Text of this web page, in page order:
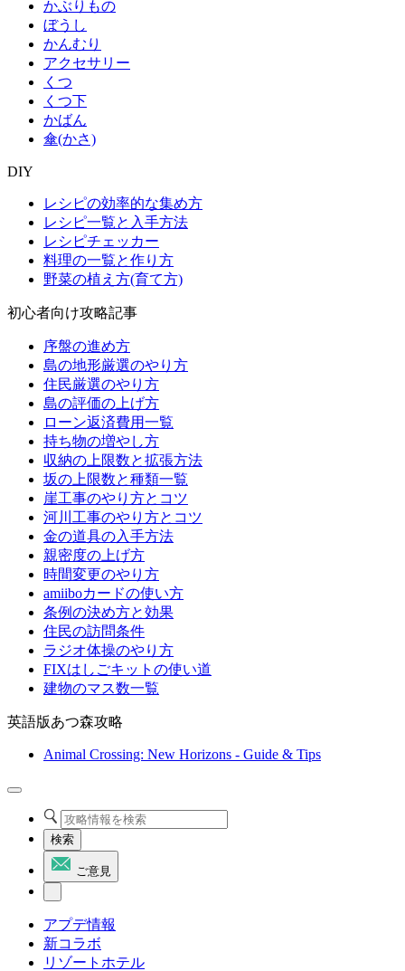
かぶりもの
ぼうし
かんむり
アクセサリー
くつ
くつ下
かばん
傘(かさ)
DIY
レシピの効率的な集め方
レシピ一覧と入手方法
レシピチェッカー
料理の一覧と作り方
野菜の植え方(育て方)
初心者向け攻略記事
序盤の進め方
島の地形厳選のやり方
住民厳選のやり方
島の評価の上げ方
ローン返済費用一覧
持ち物の増やし方
収納の上限数と拡張方法
坂の上限数と種類一覧
崖工事のやり方とコツ
河川工事のやり方とコツ
金の道具の入手方法
親密度の上げ方
時間変更のやり方
amiiboカードの使い方
条例の決め方と効果
住民の訪問条件
ラジオ体操のやり方
FIXはしごキットの使い道
建物のマス数一覧
英語版あつ森攻略
Animal Crossing: New Horizons - Guide & Tips
検索
ご意見
アプデ情報
新コラボ
リゾートホテル